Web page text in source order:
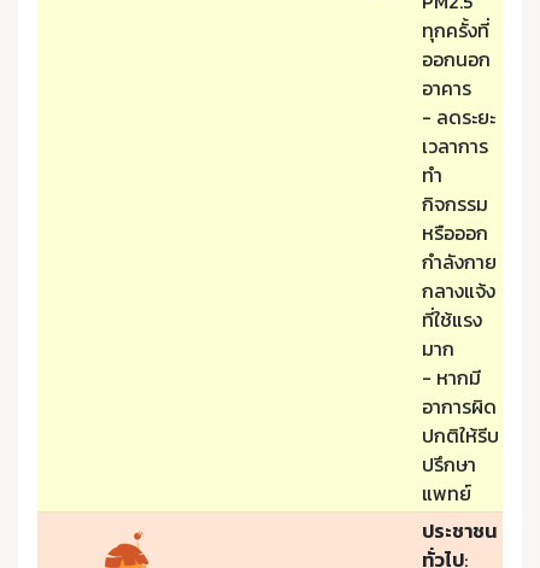
ทุกครั้งที่
ออกนอก
อาคาร
- ลดระยะ
เวลาการ
ทำ
กิจกรรม
หรือออก
กำลังกาย
กลางแจ้ง
ที่ใช้แรง
มาก
- หากมี
อาการผิด
ปกติให้รีบ
ปรึกษา
แพทย์
ประชาชน
ทั่วไป: